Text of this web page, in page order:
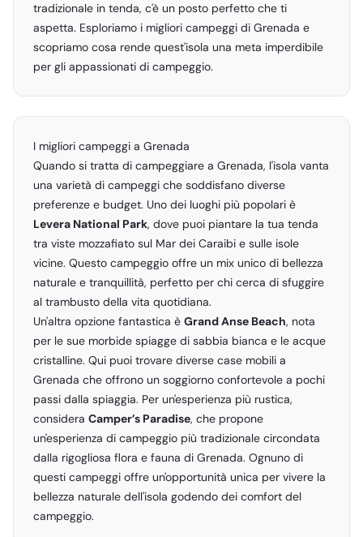
tradizionale in tenda, c'è un posto perfetto che ti
aspetta. Esploriamo i migliori campeggi di Grenada e
scopriamo cosa rende quest'isola una meta imperdibile
per gli appassionati di campeggio.
I migliori campeggi a Grenada
Quando si tratta di campeggiare a Grenada, l'isola vanta
una varietà di campeggi che soddisfano diverse
preferenze e budget. Uno dei luoghi più popolari è
Levera National Park, dove puoi piantare la tua tenda
tra viste mozzafiato sul Mar dei Caraibi e sulle isole
vicine. Questo campeggio offre un mix unico di bellezza
naturale e tranquillità, perfetto per chi cerca di sfuggire
al trambusto della vita quotidiana.
Un'altra opzione fantastica è Grand Anse Beach, nota
per le sue morbide spiagge di sabbia bianca e le acque
cristalline. Qui puoi trovare diverse case mobili a
Grenada che offrono un soggiorno confortevole a pochi
passi dalla spiaggia. Per un'esperienza più rustica,
considera Camper’s Paradise, che propone
un'esperienza di campeggio più tradizionale circondata
dalla rigogliosa flora e fauna di Grenada. Ognuno di
questi campeggi offre un'opportunità unica per vivere la
bellezza naturale dell'isola godendo dei comfort del
campeggio.